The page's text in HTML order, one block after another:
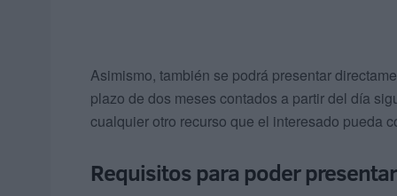
Asimismo, también se podrá presentar
plazo de dos meses contados a partir del día
cualquier otro recurso que el interesado pueda
Requisitos para poder